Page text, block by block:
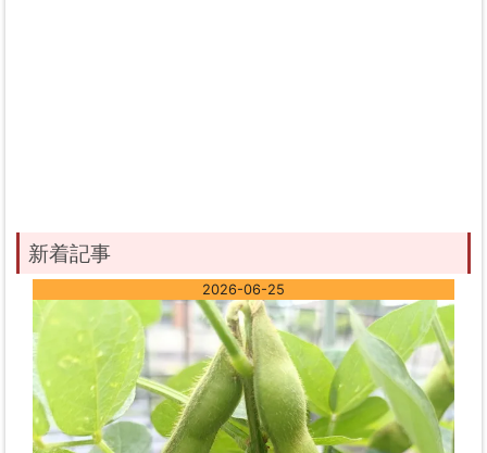
新着記事
2026-06-25